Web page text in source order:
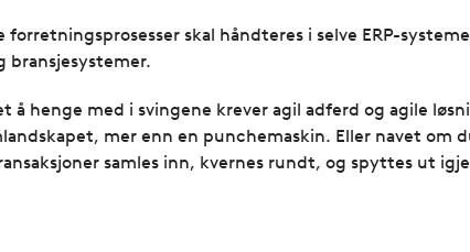
skal håndteres i selve ERP-
bransjesystemer.
henge med i svingene krever agil adferd og agile
mer enn en punchemaskin. Eller navet om
samles inn, kvernes rundt, og spyttes ut